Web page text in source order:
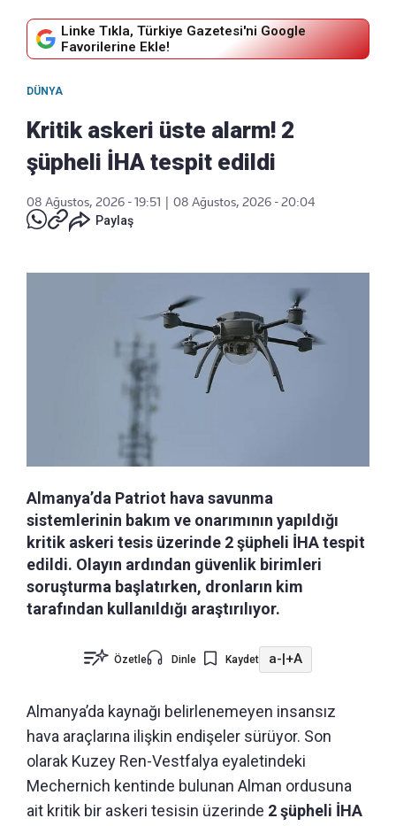
Linke Tıkla, Türkiye Gazetesi'ni Google
Favorilerine Ekle!
DÜNYA
Kritik askeri üste alarm! 2
şüpheli İHA tespit edildi
08 Ağustos, 2026 - 19:51
08 Ağustos, 2026 - 20:04
Paylaş
Almanya’da Patriot hava savunma
sistemlerinin bakım ve onarımının yapıldığı
kritik askeri tesis üzerinde 2 şüpheli İHA tespit
edildi. Olayın ardından güvenlik birimleri
soruşturma başlatırken, dronların kim
tarafından kullanıldığı araştırılıyor.
Özetle Dinle Kaydet a-|+A
Almanya’da kaynağı belirlenemeyen insansız
hava araçlarına ilişkin endişeler sürüyor. Son
olarak Kuzey Ren-Vestfalya eyaletindeki
Mechernich kentinde bulunan Alman ordusuna
ait kritik bir askeri tesisin üzerinde 2 şüpheli İHA